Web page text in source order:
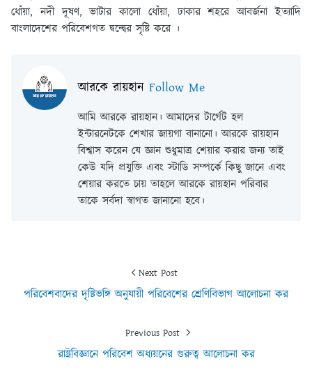
ধোঁয়া, নদী দূষণ, ভাটার কালো ধোঁয়া, ঢাকার শহরে আবর্জনা ইত্যাদি
বাংলাদেশের পরিবেশগত দ্বন্দ্বের সৃষ্টি করে ।
আরকে রায়হান Follow Me
আমি আরকে রায়হান। আমাদের টার্গেট হল
ইন্টারনেটকে শেখার জায়গা বানানো। আরকে রায়হান
বিশ্বাস করেন যে জ্ঞান শুধুমাত্র শেয়ার করার জন্য তাই
কেউ যদি প্রযুক্তি এবং স্টাডি সম্পর্কে কিছু জানে এবং
শেয়ার করতে চায় তাহলে আরকে রায়হান পরিবার
তাকে সর্বদা স্বাগত জানানো হবে।
Next Post
পরিবেশবাদের দৃষ্টিভঙ্গি অনুযায়ী পরিবেশের শ্রেণিবিভাগ আলোচনা কর
Previous Post
রাষ্ট্রবিজ্ঞানে পরিবেশ অধ্যয়নের গুরুত্ব আলোচনা কর